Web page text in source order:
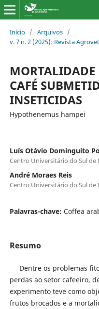
Início / Arquivos /
v. 7 n. 2 (2025): Revista
CAFÉ
INSETICIDAS
Hypothenemus hampei
Luís Otávio Dominguito
Centro Universitário do Sul de
André Moraes Reis
Centro Universitário do Sul de
Palavras-chave: Coffea
Resumo
Dentre os problemas
perdas ao setor cafeeiro,
experimento teve como
frutos brocados e a